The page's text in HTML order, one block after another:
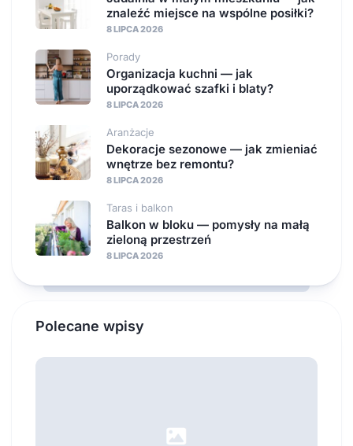
znaleźć miejsce na wspólne posiłki?
8 LIPCA 2026
Porady
Organizacja kuchni — jak
uporządkować szafki i blaty?
8 LIPCA 2026
Aranżacje
Dekoracje sezonowe — jak zmieniać
wnętrze bez remontu?
8 LIPCA 2026
Taras i balkon
Balkon w bloku — pomysły na małą
zieloną przestrzeń
8 LIPCA 2026
Polecane wpisy